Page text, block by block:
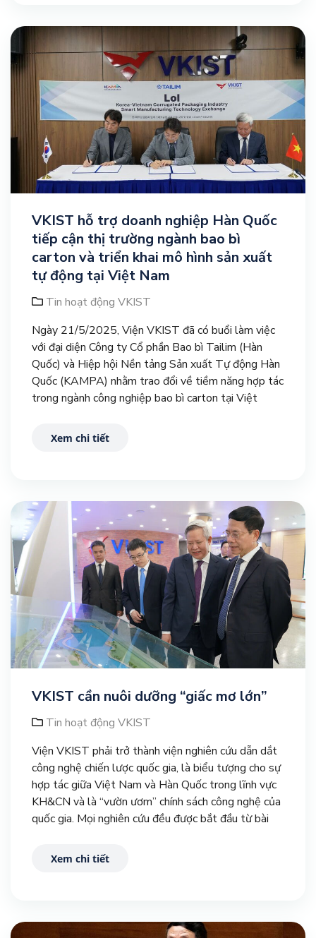
VKIST hỗ trợ doanh nghiệp Hàn Quốc
tiếp cận thị trường ngành bao bì
carton và triển khai mô hình sản xuất
tự động tại Việt Nam
Tin hoạt động VKIST
Ngày 21/5/2025, Viện VKIST đã có buổi làm việc
với đại diện Công ty Cổ phần Bao bì Tailim (Hàn
Quốc) và Hiệp hội Nền tảng Sản xuất Tự động Hàn
Quốc (KAMPA) nhằm trao đổi về tiềm năng hợp tác
trong ngành công nghiệp bao bì carton tại Việt
Xem chi tiết
VKIST cần nuôi dưỡng “giấc mơ lớn”
Tin hoạt động VKIST
Viện VKIST phải trở thành viện nghiên cứu dẫn dắt
công nghệ chiến lược quốc gia, là biểu tượng cho sự
hợp tác giữa Việt Nam và Hàn Quốc trong lĩnh vực
KH&CN và là “vườn ươm” chính sách công nghệ của
quốc gia. Mọi nghiên cứu đều được bắt đầu từ bài
tạo thực sự đi vào cuộc sống.
Xem chi tiết